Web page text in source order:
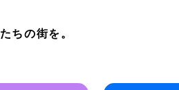
ちの街を。